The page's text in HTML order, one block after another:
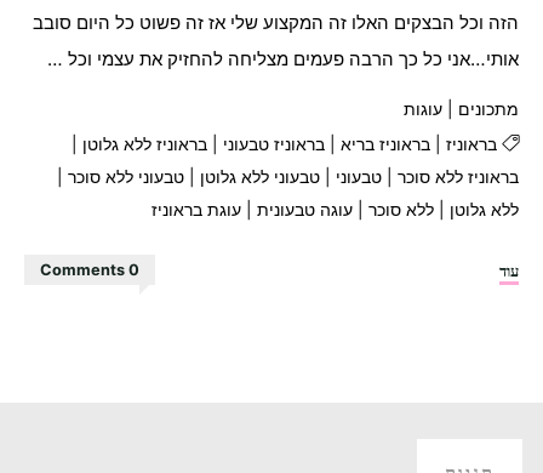
הזה וכל הבצקים האלו זה המקצוע שלי אז זה פשוט כל היום סובב
אותי…אני כל כך הרבה פעמים מצליחה להחזיק את עצמי וכל …
מתכונים
עוגות
בראוניז| בראוניז בריא| בראוניז טבעוני בראוניז ללא גלוטן
בראוניז ללא סוכר |טבעוני |טבעוני ללא גלוטן |טבעוני ללא סוכר
ללא גלוטן |ללא סוכר |עוגה טבעונית |עוגת בראוניז
עוד"עוגת
0 Comments